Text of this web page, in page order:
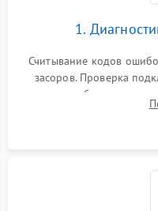
Проблемы с
1.
Считывание кодов
засоров. Проверка
жалоб на
разбрызгивателей